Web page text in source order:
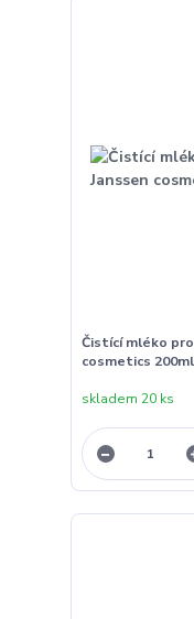
Čistící mléko
cosmetics 200ml
skladem 20 ks